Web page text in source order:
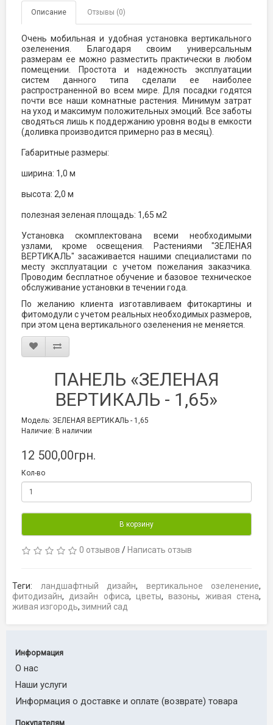
Описание Отзывы (0)
Очень мобильная и удобная установка вертикального
озеленения. Благодаря своим универсальным
размерам ее можно разместить практически в любом
помещении. Простота и надежность эксплуатации
систем данного типа сделали ее наиболее
распространенной во всем мире. Для посадки годятся
почти все наши комнатные растения. Минимум затрат
на уход и максимум положительных эмоций. Все заботы
сводяться лишь к поддержанию уровня воды в емкости
(доливка производится примерно раз в месяц).
Габаритные размеры:
ширина: 1,0 м
высота: 2,0 м
полезная зеленая площадь: 1,65 м2
Установка скомплектована всеми необходимыми
узлами, кроме освещения. Растениями "ЗЕЛЕНАЯ
ВЕРТИКАЛЬ" засаживается нашими специалистами по
месту эксплуатации с учетом пожелания заказчика.
Проводим бесплатное обучение и базовое техническое
обслуживание установки в течении года.
По желанию клиента изготавливаем фитокартины и
фитомодули с учетом реальных необходимых размеров,
при этом цена вертикального озеленения не меняется.
ПАНЕЛЬ «ЗЕЛЕНАЯ
ВЕРТИКАЛЬ - 1,65»
Модель: ЗЕЛЕНАЯ ВЕРТИКАЛЬ - 1,65
Наличие: В наличии
12 500,00грн.
Кол-во
В корзину
0 отзывов / Написать отзыв
Теги: ландшафтный дизайн, вертикальное озеленение,
фитодизайн, дизайн офиса,цветы,вазоны, живая стена,
живая изгородь, зимний сад
Информация
О нас
Наши услуги
Информация о доставке и оплате (возврате) товара
Покупателям